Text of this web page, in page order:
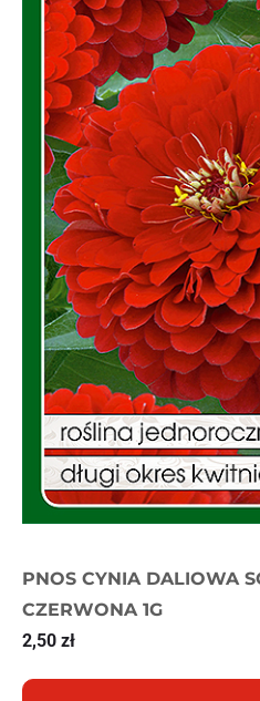
PNOS CYNIA DALIOWA
CZERWONA 1G
2,50 zł